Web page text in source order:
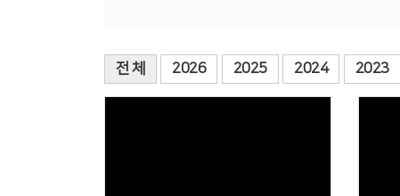
전 체 2026 2025 2024 2023